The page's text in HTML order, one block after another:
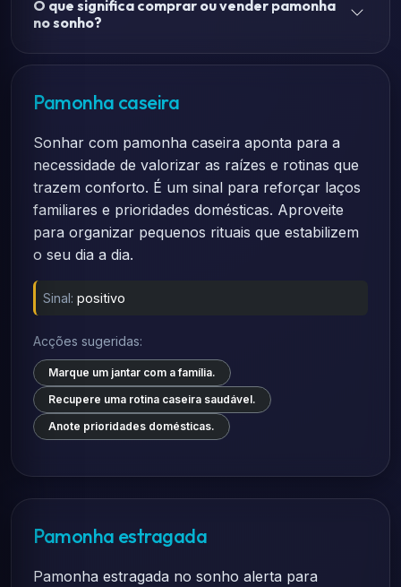
O que significa comprar ou vender pamonha
no sonho?
Pamonha caseira
Sonhar com pamonha caseira aponta para a
necessidade de valorizar as raízes e rotinas que
trazem conforto. É um sinal para reforçar laços
familiares e prioridades domésticas. Aproveite
para organizar pequenos rituais que estabilizem
o seu dia a dia.
Sinal: positivo
Acções sugeridas:
Marque um jantar com a família.
Recupere uma rotina caseira saudável.
Anote prioridades domésticas.
Pamonha estragada
Pamonha estragada no sonho alerta para